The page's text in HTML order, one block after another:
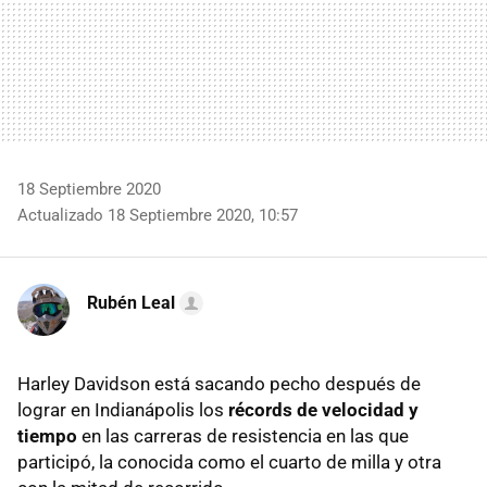
18 Septiembre 2020
Actualizado 18 Septiembre 2020, 10:57
Rubén Leal
Harley Davidson está sacando pecho después de
lograr en Indianápolis los récords de velocidad y
tiempo en las carreras de resistencia en las que
participó, la conocida como el cuarto de milla y otra